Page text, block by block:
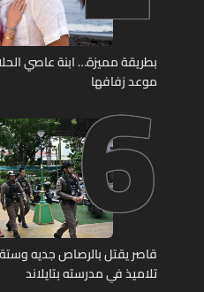
بطريقة مميزة… ابنة عاصي
موعد زفافها
6
قاصر يقتل بالرصاص جديه
تلاميذ في مدرسته بتايلاند